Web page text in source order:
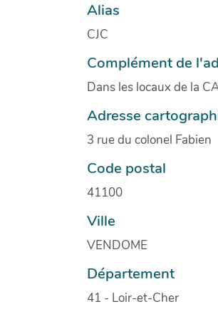
Alias
CJC
Complément de
Dans les locaux de la
Adresse
3 rue du colonel Fabien
Code postal
41100
Ville
VENDOME
Département
41 - Loir-et-Cher